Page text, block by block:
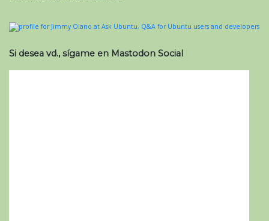
Si desea vd., sígame en Mastodon Social